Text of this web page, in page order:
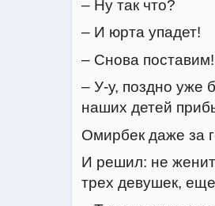
– Ну так что?
– И юрта упадет!
– Снова поставим!
– У-у, поздно уже
наших детей
Омирбек даже за
И решил: не
трех девушек,